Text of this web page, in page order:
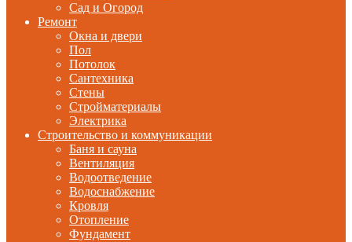
Сад и Огород
Ремонт
Окна и двери
Пол
Потолок
Сантехника
Стены
Стройматериалы
Электрика
Строительство и коммуникации
Баня и сауна
Вентиляция
Водоотведение
Водоснабжение
Кровля
Отопление
Фундамент